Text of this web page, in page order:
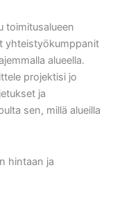
toimitusalueen
yhteistyökumppanit
alueella.
projektisi jo
ja
sen, millä alueilla
hintaan ja